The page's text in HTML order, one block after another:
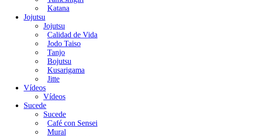
Katana
Jojutsu
Jojutsu
Calidad de Vida
Jodo Taiso
Tanjo
Bojutsu
Kusarigama
Jitte
Vídeos
Vídeos
Sucede
Sucede
Café con Sensei
Mural